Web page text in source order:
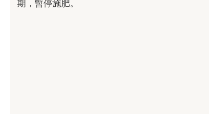
期，暫停施肥。